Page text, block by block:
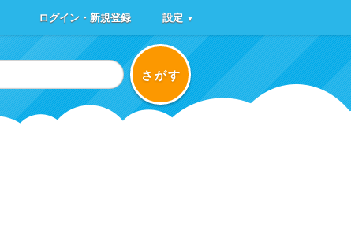
ログイン・新規登録 設定 ▼
さがす